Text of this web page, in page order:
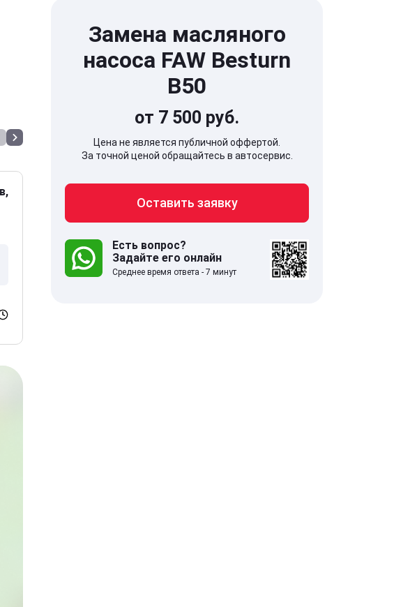
141707, Московская обл,
Долгопрудный г, Береговой проезд,
дом 5
5.0 332 отзыва
Замена масляного
насоса FAW Besturn
B50
от 7 500 руб.
Цена не является публичной оффертой.
За точной ценой обращайтесь в автосервис.
Оставить заявку
Есть вопрос?
Задайте его онлайн
Среднее время ответа - 7 минут